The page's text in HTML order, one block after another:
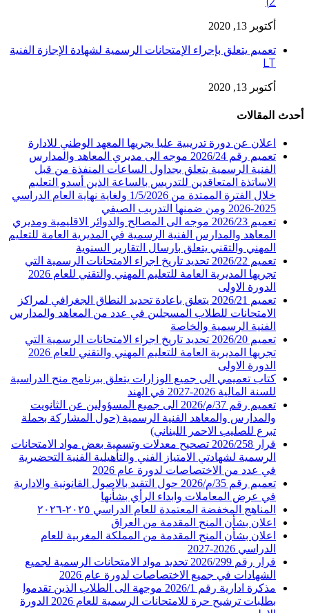
أكتوبر 13, 2020
تعميم يتعلق بإجراء الإمتحانات الرسمية لشهادة الإجازة الفنية
LT
أكتوبر 13, 2020
أحدث المقالات
اعلان عن دورة تدريبية عليا يجريها المعهد الوطني للادارة
تعميم رقم 2026/24 موجه الى مديري المعاهد والمدارس
الفنية الرسمية يتعلق بجداول الساعات المنفذة من قبل
الاساتذة المتعاقدين للتدريس بالساعة الذين أسدو التعليم
خلال الفترة الممتدة من 1/5/2026 ولغاية نهاية العام الدراسي
2025-2026 ومن ضمنها التدريب الصيفي
تعميم 2026/23 موجه الى المصالح والدوائر الاقليمية ومديري
المعاهد والمدارس الفنية الرسمية في المديرية العامة للتعليم
المهني والتقني يتعلق بارسال التقارير السنوية
تعميم 2026/22 تحديد تاريخ اجراء الامتحانات الرسمية التي
تجريها المديرية العامة للتعليم المهني والتقني للعام 2026
الدورة الاولى
تعميم 2026/21 يتعلق باعادة تحديد النطاق الجغرافي لمراكز
الامتحانات للطلاب المسجلين في عدد من المعاهد والمدارس
الفنية الرسمية والخاصة
تعميم 2026/20 تحديد تاريخ اجراء الامتحانات الرسمية التي
تجريها المديرية العامة للتعليم المهني والتقني للعام 2026
الدورة الاولى
كتاب تعميمي الى جميع الوزارات يتعلق ببرنامج منح الدراسية
للسنة المالية 2026-2027 في الهند
تعميم رقم 37/م/2026 الى جميع المسؤولين عن الثانويت
والمدارس والمعاهد الفنية الرسمية (حول المشاركة بحملة
تبرع للصليب الاحمر اللبناني)
قرار 2026/258 تصحيح معدلات وتسمية بعض مواد الامتحانات
الرسمية لشهادتي الامتياز الفني والتأهيلية الفنية التحضيرية
في عدد من الاختصاصات لدورة عام 2026
تعميم رقم 35/م/2026 حول التقيد بالاصول القانونية والادارية
في عرض المعاملات وابداء الرأي بشأنها
المناهج المخفضة المعتمدة للعام الدراسي ٢٠٢٥-٢٠٢٦
اعلان بشأن المنح المقدمة من العراق
اعلان بشأن المنح المقدمة من المملكة المغربية للعام
الدراسي 2026-2027
قرار رقم 2026/299 تحديد مواد الامتحانات الرسمية لجميع
الشهادات في جميع الاختصاصات لدورة عام 2026
مذكرة ادارية رقم 2026/1 موجهة الى الطلاب الذين تقدموا
بطلبات ترشيح حرة للامتحانات الرسمية للعام 2026 الدورة